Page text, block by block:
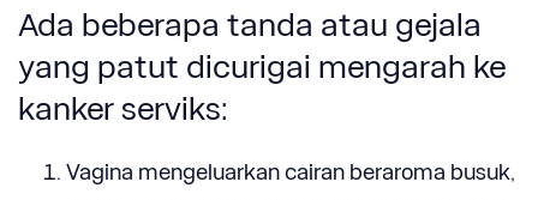
Ada beberapa tanda atau gejala
yang patut dicurigai mengarah ke
kanker serviks:
Vagina mengeluarkan cairan beraroma busuk,